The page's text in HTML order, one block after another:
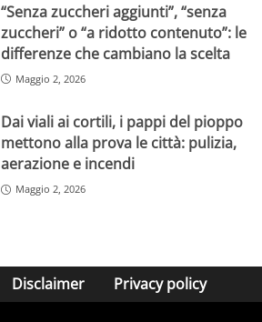
“Senza zuccheri aggiunti”, “senza
zuccheri” o “a ridotto contenuto”: le
differenze che cambiano la scelta
Maggio 2, 2026
Dai viali ai cortili, i pappi del pioppo
mettono alla prova le città: pulizia,
aerazione e incendi
Maggio 2, 2026
Disclaimer Privacy policy